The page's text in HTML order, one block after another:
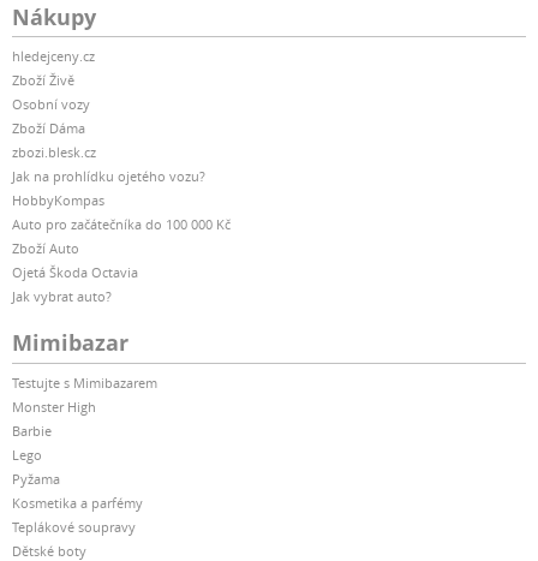
Nákupy
hledejceny.cz
Zboží Živě
Osobní vozy
Zboží Dáma
zbozi.blesk.cz
Jak na prohlídku ojetého vozu?
HobbyKompas
Auto pro začátečníka do 100 000 Kč
Zboží Auto
Ojetá Škoda Octavia
Jak vybrat auto?
Mimibazar
Testujte s Mimibazarem
Monster High
Barbie
Lego
Pyžama
Kosmetika a parfémy
Teplákové soupravy
Dětské boty